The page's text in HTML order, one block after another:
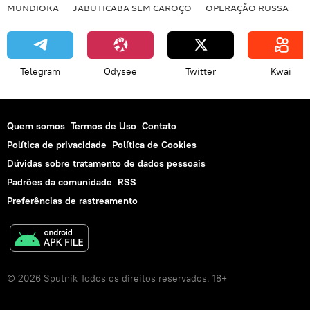
desenvolvimento
financiamento
recursos minerais
militares
MUNDIOKA JABUTICABA SEM CAROÇO OPERAÇÃO RUSSA
Telegram Odysee Twitter Kwai
Quem somos Termos de Uso Contato
Política de privacidade Política de Cookies
Dúvidas sobre tratamento de dados pessoais
Padrões da comunidade RSS
Preferências de rastreamento
© 2026 Sputnik Todos os direitos reservados. 18+